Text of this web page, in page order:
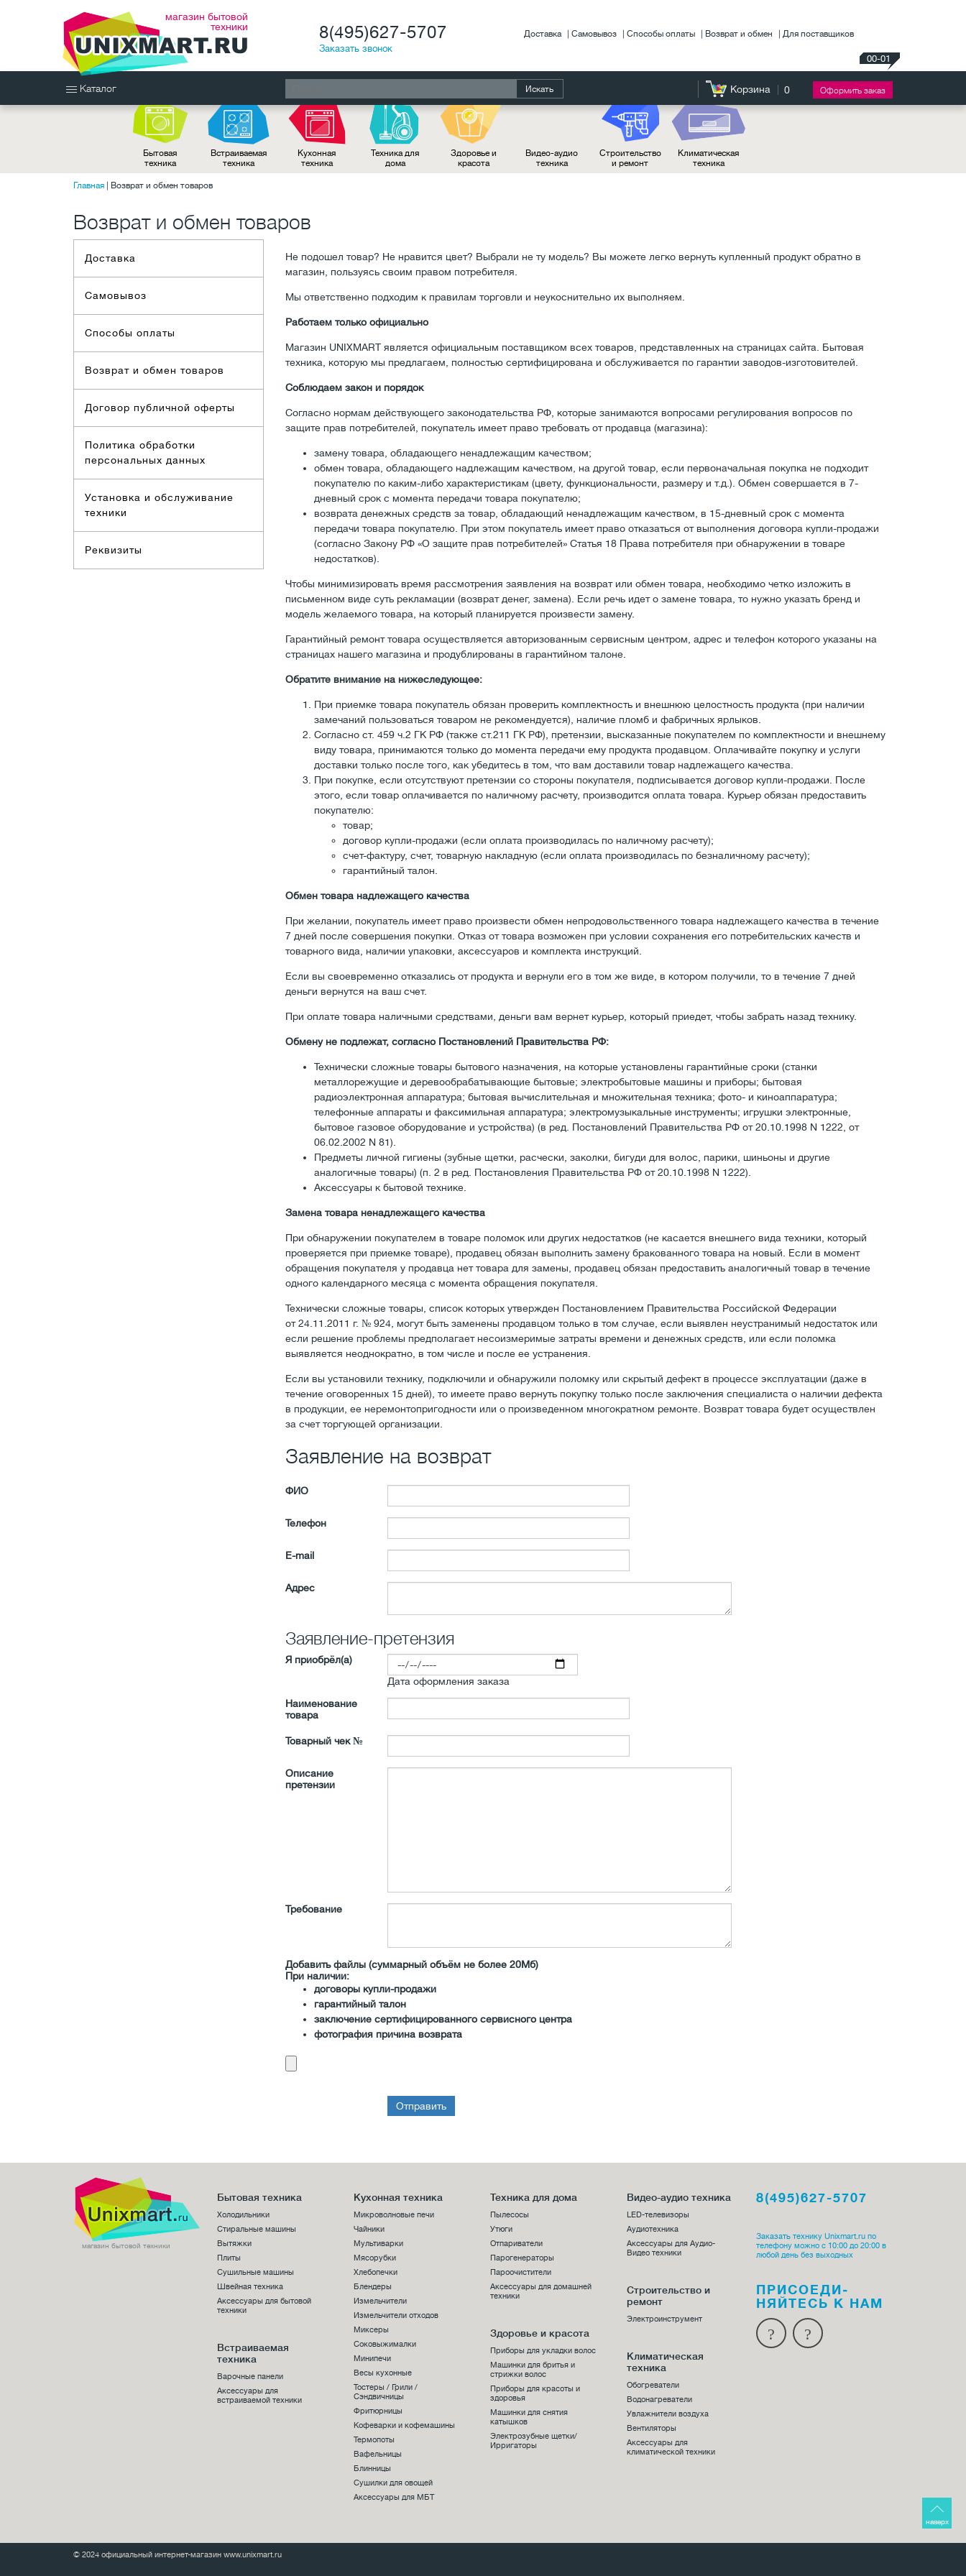
магазин бытовой
техники
8(495)627-5707
Заказать звонок
Доставка Самовывоз Способы оплаты Возврат и обмен Для поставщиков
00-01
Каталог Искать Корзина 0 Оформить заказ
Бытовая
техника
Встраиваемая
техника
Кухонная
техника
Техника для
дома
Здоровье и
красота
Видео-аудио
техника
Строительство
и ремонт
Климатическая
техника
Главная Возврат и обмен товаров
Возврат и обмен товаров
Не подошел товар? Не нравится цвет? Выбрали не ту модель? Вы можете легко вернуть купленный продукт обратно в
магазин, пользуясь своим правом потребителя.
Мы ответственно подходим к правилам торговли и неукоснительно их выполняем.
Работаем только официально
Магазин UNIXMART является официальным поставщиком всех товаров, представленных на страницах сайта. Бытовая
техника, которую мы предлагаем, полностью сертифицирована и обслуживается по гарантии заводов-изготовителей.
Соблюдаем закон и порядок
Согласно нормам действующего законодательства РФ, которые занимаются вопросами регулирования вопросов по
защите прав потребителей, покупатель имеет право требовать от продавца (магазина):
замену товара, обладающего ненадлежащим качеством;
обмен товара, обладающего надлежащим качеством, на другой товар, если первоначальная покупка не подходит
покупателю по каким-либо характеристикам (цвету, функциональности, размеру и т.д.). Обмен совершается в 7-
дневный срок с момента передачи товара покупателю;
возврата денежных средств за товар, обладающий ненадлежащим качеством, в 15-дневный срок с момента
передачи товара покупателю. При этом покупатель имеет право отказаться от выполнения договора купли-продажи
(согласно Закону РФ «О защите прав потребителей» Статья 18 Права потребителя при обнаружении в товаре
недостатков).
Чтобы минимизировать время рассмотрения заявления на возврат или обмен товара, необходимо четко изложить в
письменном виде суть рекламации (возврат денег, замена). Если речь идет о замене товара, то нужно указать бренд и
модель желаемого товара, на который планируется произвести замену.
Гарантийный ремонт товара осуществляется авторизованным сервисным центром, адрес и телефон которого указаны на
страницах нашего магазина и продублированы в гарантийном талоне.
Обратите внимание на нижеследующее:
При приемке товара покупатель обязан проверить комплектность и внешнюю целостность продукта (при наличии
замечаний пользоваться товаром не рекомендуется), наличие пломб и фабричных ярлыков.
Согласно ст. 459 ч.2 ГК РФ (также ст.211 ГК РФ), претензии, высказанные покупателем по комплектности и внешнему
виду товара, принимаются только до момента передачи ему продукта продавцом. Оплачивайте покупку и услуги
доставки только после того, как убедитесь в том, что вам доставили товар надлежащего качества.
При покупке, если отсутствуют претензии со стороны покупателя, подписывается договор купли-продажи. После
этого, если товар оплачивается по наличному расчету, производится оплата товара. Курьер обязан предоставить
покупателю:
товар;
договор купли-продажи (если оплата производилась по наличному расчету);
счет-фактуру, счет, товарную накладную (если оплата производилась по безналичному расчету);
гарантийный талон.
Обмен товара надлежащего качества
При желании, покупатель имеет право произвести обмен непродовольственного товара надлежащего качества в течение
7 дней после совершения покупки. Отказ от товара возможен при условии сохранения его потребительских качеств и
товарного вида, наличии упаковки, аксессуаров и комплекта инструкций.
Если вы своевременно отказались от продукта и вернули его в том же виде, в котором получили, то в течение 7 дней
деньги вернутся на ваш счет.
При оплате товара наличными средствами, деньги вам вернет курьер, который приедет, чтобы забрать назад технику.
Обмену не подлежат, согласно Постановлений Правительства РФ:
Технически сложные товары бытового назначения, на которые установлены гарантийные сроки (станки
металлорежущие и деревообрабатывающие бытовые; электробытовые машины и приборы; бытовая
радиоэлектронная аппаратура; бытовая вычислительная и множительная техника; фото- и киноаппаратура;
телефонные аппараты и факсимильная аппаратура; электромузыкальные инструменты; игрушки электронные,
бытовое газовое оборудование и устройства) (в ред. Постановлений Правительства РФ от 20.10.1998 N 1222, от
06.02.2002 N 81).
Предметы личной гигиены (зубные щетки, расчески, заколки, бигуди для волос, парики, шиньоны и другие
аналогичные товары) (п. 2 в ред. Постановления Правительства РФ от 20.10.1998 N 1222).
Аксессуары к бытовой технике.
Замена товара ненадлежащего качества
При обнаружении покупателем в товаре поломок или других недостатков (не касается внешнего вида техники, который
проверяется при приемке товаре), продавец обязан выполнить замену бракованного товара на новый. Если в момент
обращения покупателя у продавца нет товара для замены, продавец обязан предоставить аналогичный товар в течение
одного календарного месяца с момента обращения покупателя.
Технически сложные товары, список которых утвержден Постановлением Правительства Российской Федерации
от 24.11.2011 г. № 924, могут быть заменены продавцом только в том случае, если выявлен неустранимый недостаток или
если решение проблемы предполагает несоизмеримые затраты времени и денежных средств, или если поломка
выявляется неоднократно, в том числе и после ее устранения.
Если вы установили технику, подключили и обнаружили поломку или скрытый дефект в процессе эксплуатации (даже в
течение оговоренных 15 дней), то имеете право вернуть покупку только после заключения специалиста о наличии дефекта
в продукции, ее неремонтопригодности или о произведенном многократном ремонте. Возврат товара будет осуществлен
за счет торгующей организации.
Заявление на возврат
ФИО
Телефон
E-mail
Адрес
Заявление-претензия
Я приобрёл(а)
Дата оформления заказа
Наименование
товара
Товарный чек №
Описание
претензии
Требование
Добавить файлы (суммарный объём не более 20Мб)
При наличии:
договоры купли-продажи
гарантийный талон
заключение сертифицированного сервисного центра
фотография причина возврата
Отправить
Доставка
Самовывоз
Способы оплаты
Возврат и обмен товаров
Договор публичной оферты
Политика обработки
персональных данных
Установка и обслуживание
техники
Реквизиты
магазин бытовой техники
Бытовая техника
Холодильники
Стиральные машины
Вытяжки
Плиты
Сушильные машины
Швейная техника
Аксессуары для бытовой
техники
Встраиваемая
техника
Варочные панели
Аксессуары для
встраиваемой техники
Кухонная техника
Микроволновые печи
Чайники
Мультиварки
Мясорубки
Хлебопечки
Блендеры
Измельчители
Измельчители отходов
Миксеры
Соковыжималки
Минипечи
Весы кухонные
Тостеры / Грили /
Сэндвичницы
Фритюрницы
Кофеварки и кофемашины
Термопоты
Вафельницы
Блинницы
Сушилки для овощей
Аксессуары для МБТ
Техника для дома
Пылесосы
Утюги
Отпариватели
Парогенераторы
Пароочистители
Аксессуары для домашней
техники
Здоровье и красота
Приборы для укладки волос
Машинки для бритья и
стрижки волос
Приборы для красоты и
здоровья
Машинки для снятия
катышков
Электрозубные щетки/
Ирригаторы
Видео-аудио техника
LED-телевизоры
Аудиотехника
Аксессуары для Аудио-
Видео техники
Строительство и
ремонт
Электроинструмент
Климатическая
техника
Обогреватели
Водонагреватели
Увлажнители воздуха
Вентиляторы
Аксессуары для
климатической техники
8(495)627-5707
Заказать технику Unixmart.ru по
телефону можно с 10:00 до 20:00 в
любой день без выходных
ПРИСОЕДИ­
НЯЙТЕСЬ К НАМ
наверх
© 2024 официальный интернет-магазин www.unixmart.ru